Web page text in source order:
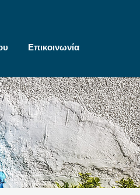
Επικοινωνία